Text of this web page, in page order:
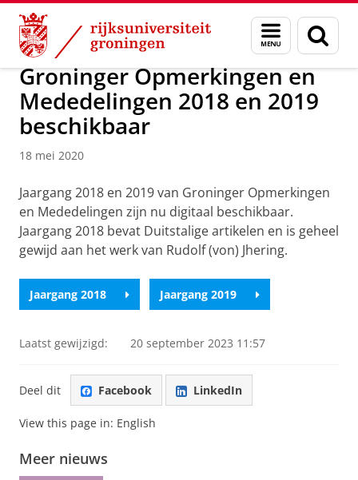
Skip
Content
Skip
Navigation
Menu
en
zoeken
Over ons Actueel Nieuws Nieuwsberichten
Groninger Opmerkingen en
Mededelingen 2018 en 2019
beschikbaar
18 mei 2020
Jaargang 2018 en 2019 van Groninger Opmerkingen
en Mededelingen zijn nu digitaal beschikbaar.
Jaargang 2018 bevat Duitstalige artikelen en is geheel
gewijd aan het werk van Rudolf (von) Jhering.
Jaargang 2018 Jaargang 2019
Laatst gewijzigd: 20 september 2023 11:57
Deel dit Facebook LinkedIn
View this page in: English
Meer nieuws